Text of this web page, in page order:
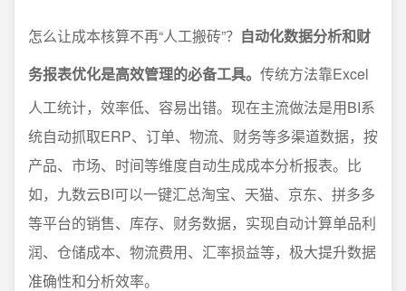
怎么让成本核算不再“人工搬砖”？ 自动化数据分析和财
务报表优化是高效管理的必备工具。 传统方法靠Excel
人工统计，效率低、容易出错。现在主流做法是用BI系
统自动抓取ERP、订单、物流、财务等多渠道数据，按
产品、市场、时间等维度自动生成成本分析报表。比
如，九数云BI可以一键汇总淘宝、天猫、京东、拼多多
等平台的销售、库存、财务数据，实现自动计算单品利
润、仓储成本、物流费用、汇率损益等，极大提升数据
准确性和分析效率。